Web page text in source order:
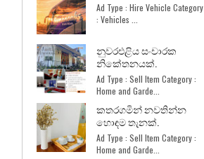
Ad Type : Hire Vehicle Category
: Vehicles ...
නුවරඑළිය සංචාරක
නිකේතනයක්.
Ad Type : Sell Item Category :
Home and Garde...
කතරගමින් නවතින්න
හොඳම තැනක්.
Ad Type : Sell Item Category :
Home and Garde...